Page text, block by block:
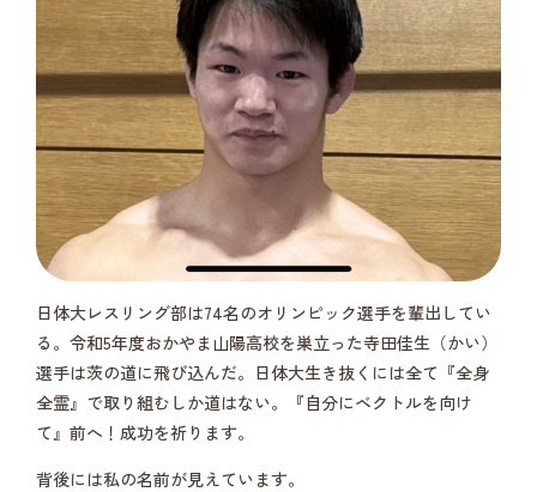
日体大レスリング部は74名のオリンピック選手を輩出してい
る。令和5年度おかやま山陽高校を巣立った寺田佳生（かい）
選手は茨の道に飛び込んだ。日体大生き抜くには全て『全身
全霊』で取り組むしか道はない。『自分にベクトルを向け
て』前へ！成功を祈ります。
背後には私の名前が見えています。